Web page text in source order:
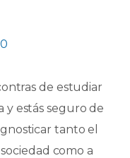
de estudiar
y estás seguro de
tanto el
como a